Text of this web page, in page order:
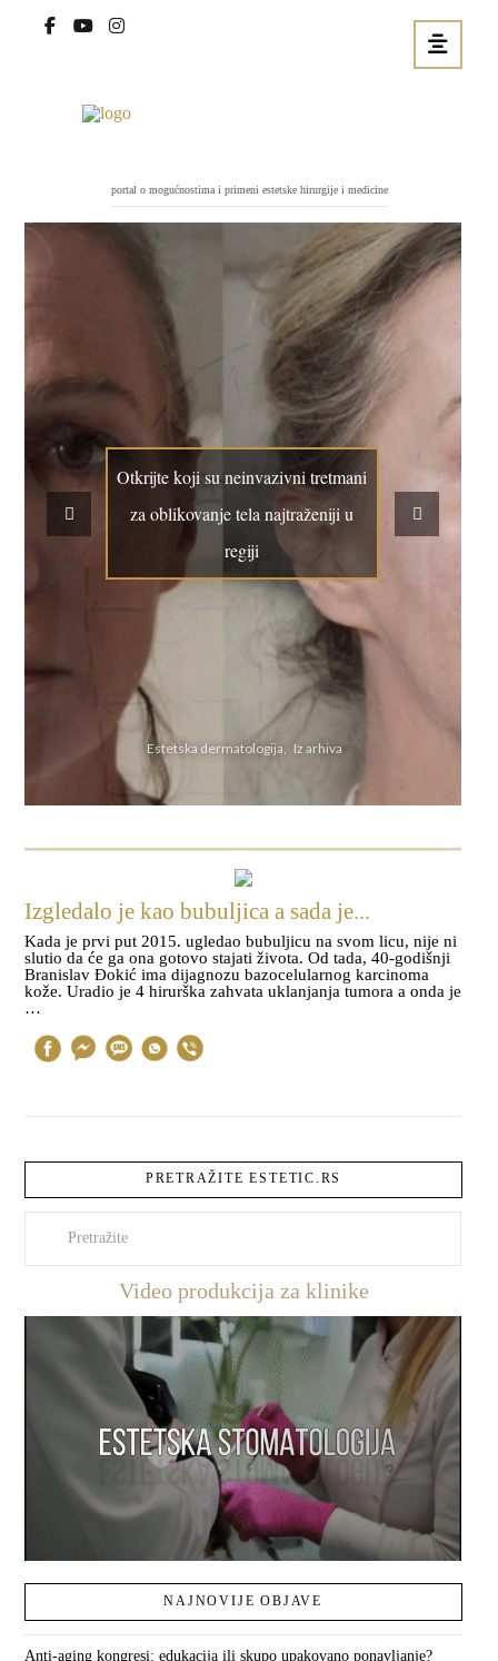
portal o mogućnostima i primeni estetske hirurgije i medicine
Otkrijte koji su neinvazivni tretmani
za oblikovanje tela najtraženiji u
regiji
Estetska dermatologija, Iz arhiva
Izgledalo je kao bubuljica a sada je...
Kada je prvi put 2015. ugledao bubuljicu na svom licu, nije ni
slutio da će ga ona gotovo stajati života. Od tada, 40-godišnji
Branislav Đokić ima dijagnozu bazocelularnog karcinoma
kože. Uradio je 4 hirurška zahvata uklanjanja tumora a onda je
…
PRETRAŽITE ESTETIC.RS
Video produkcija za klinike
NAJNOVIJE OBJAVE
Anti-aging kongresi: edukacija ili skupo upakovano ponavljanje?